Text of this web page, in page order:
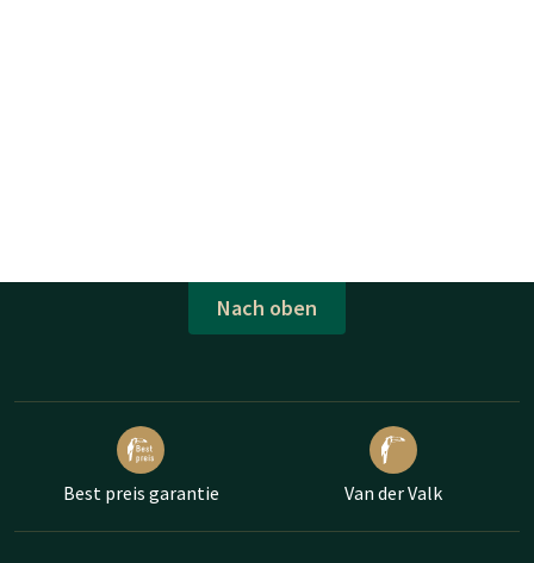
Nach oben
Best preis garantie Van der Valk